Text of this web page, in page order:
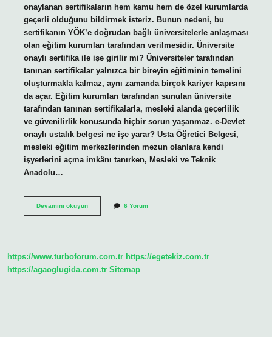
onaylanan sertifikaların hem kamu hem de özel kurumlarda
geçerli olduğunu bildirmek isteriz. Bunun nedeni, bu
sertifikanın YÖK’e doğrudan bağlı üniversitelerle anlaşması
olan eğitim kurumları tarafından verilmesidir. Üniversite
onaylı sertifika ile işe girilir mi? Üniversiteler tarafından
tanınan sertifikalar yalnızca bir bireyin eğitiminin temelini
oluşturmakla kalmaz, aynı zamanda birçok kariyer kapısını
da açar. Eğitim kurumları tarafından sunulan üniversite
tarafından tanınan sertifikalarla, mesleki alanda geçerlilik
ve güvenilirlik konusunda hiçbir sorun yaşanmaz. e-Devlet
onaylı ustalık belgesi ne işe yarar? Usta Öğretici Belgesi,
mesleki eğitim merkezlerinden mezun olanlara kendi
işyerlerini açma imkânı tanırken, Mesleki ve Teknik
Anadolu…
Devamını okuyunE-
Yarar
6 Yorum
https://www.turboforum.com.tr https://egetekiz.com.tr
https://agaoglugida.com.tr Sitemap